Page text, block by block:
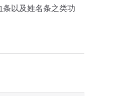
以及姓名条之类功